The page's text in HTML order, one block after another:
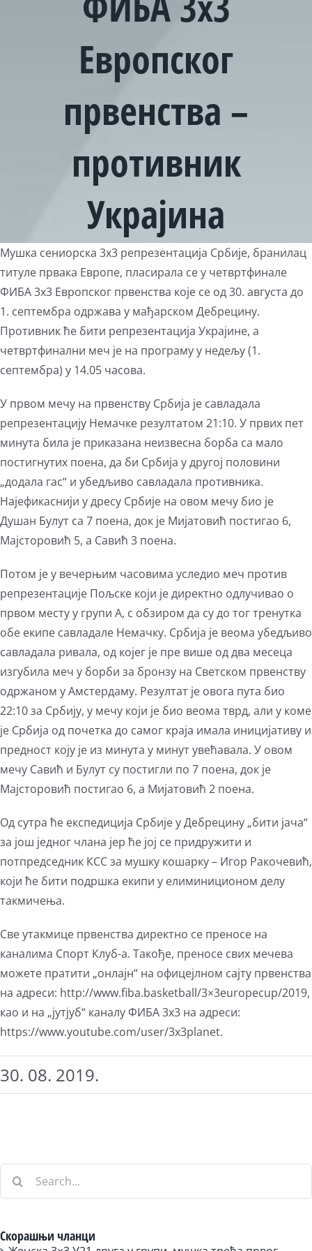
Европског
првенства –
противник
Украјина
View
Larger
Image
Мушка сениорска 3х3 репрезентација Србије, бранилац
титуле првака Европе, пласирала се у четвртфинале
ФИБА 3х3 Европског првенства које се од 30. августа до
1. септембра одржава у мађарском Дебрецину.
Противник ће бити репрезентација Украјине, а
четвртфинални меч је на програму у недељу (1.
септембра) у 14.05 часова.
У првом мечу на првенству Србија је савладала
репрезентацију Немачке резултатом 21:10. У првих пет
минута била је приказана неизвесна борба са мало
постигнутих поена, да би Србија у другој половини
„додала гас“ и убедљиво савладала противника.
Најефикаснији у дресу Србије на овом мечу био је
Душан Булут са 7 поена, док је Мијатовић постигао 6,
Мајсторовић 5, а Савић 3 поена.
Потом је у вечерњим часовима уследио меч против
репрезентације Пољске који је директно одлучивао о
првом месту у групи А, с обзиром да су до тог тренутка
обе екипе савладале Немачку. Србија је веома убедљиво
савладала ривала, од којег је пре више од два месеца
изгубила меч у борби за бронзу на Светском првенству
одржаном у Амстердаму. Резултат је овога пута био
22:10 за Србију, у мечу који је био веома тврд, али у коме
је Србија од почетка до самог краја имала иницијативу и
предност коју је из минута у минут увећавала. У овом
мечу Савић и Булут су постигли по 7 поена, док је
Мајсторовић постигао 6, а Мијатовић 2 поена.
Од сутра ће експедиција Србије у Дебрецину „бити јача“
за још једног члана јер ће јој се придружити и
потпредседник КСС за мушку кошарку – Игор Ракочевић,
који ће бити подршка екипи у елиминиционом делу
такмичења.
Све утакмице првенства директно се преносе на
каналима Спорт Клуб-а. Такође, преносе свих мечева
можете пратити „онлајн“ на офицејлном сајту првенства
на адреси: http://www.fiba.basketball/3×3europecup/2019,
као и на „јутјуб“ каналу ФИБА 3х3 на адреси:
https://www.youtube.com/user/3x3planet.
30. 08. 2019.
Search
Скорашњи чланци